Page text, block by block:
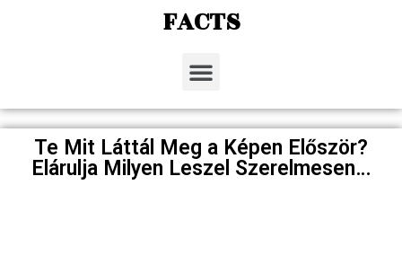
FACTS
Te Mit Láttál Meg a Képen Először?
Elárulja Milyen Leszel Szerelmesen…